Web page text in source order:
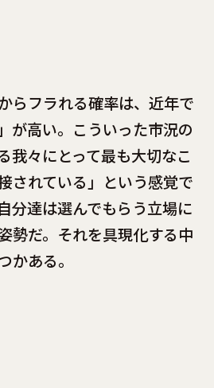
らフラれる確率は、近年で
が高い。こういった市況の
我々にとって最も大切なこ
されている」という感覚で
分達は選んでもらう立場に
勢だ。それを具現化する中
かある。